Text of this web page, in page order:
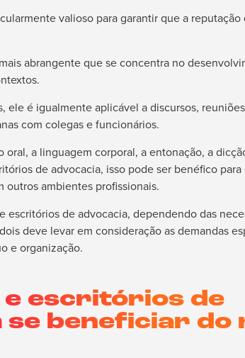
valioso para garantir que a reputação
abrangente que se concentra no
ele é igualmente aplicável a discursos,
com colegas e funcionários.
oral, a linguagem corporal, a entonação, a
de advocacia, isso pode ser benéfico
ambientes profissionais.
escritórios de advocacia, dependendo das
deve levar em consideração as demandas
e organização.
e escritórios de
se beneficiar do